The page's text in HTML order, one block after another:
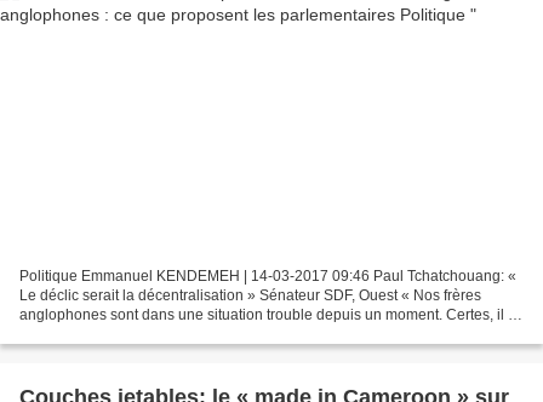
Politique Emmanuel KENDEMEH | 14-03-2017 09:46 Paul Tchatchouang: «
Le déclic serait la décentralisation » Sénateur SDF, Ouest « Nos frères
anglophones sont dans une situation trouble depuis un moment. Certes, il y
Couches jetables: le « made in Cameroon » sur